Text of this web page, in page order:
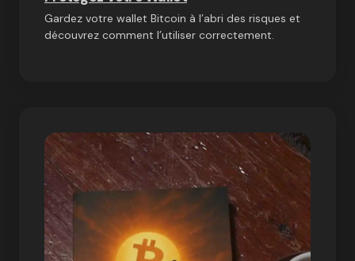
Gardez votre wallet Bitcoin à l’abri des risques et
découvrez comment l’utiliser correctement.